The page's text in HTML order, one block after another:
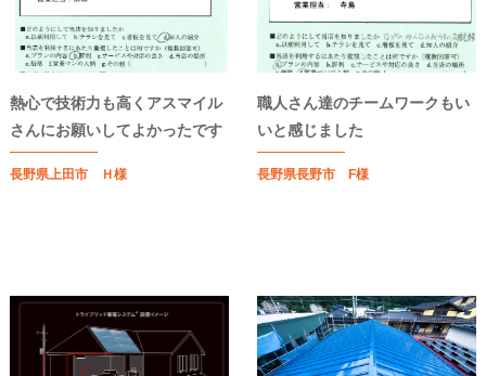
熱心で技術力も高くアスマイル
さんにお願いしてよかったです
長野県上田市 Ｈ様
職人さん達のチームワークもい
いと感じました
長野県長野市 F様